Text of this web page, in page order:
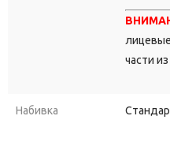
части
Набивка